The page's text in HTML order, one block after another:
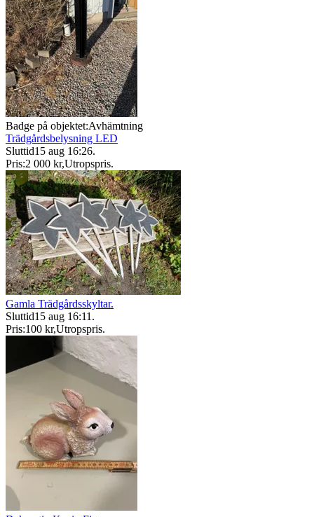
Badge på objektet:Avhämtning
Trädgårdsbelysning LED
Sluttid15 aug 16:26.
Pris:2 000 kr,Utropspris.
Gamla Trädgårdsskyltar.
Sluttid15 aug 16:11 .
Pris:100 kr,Utropspris.